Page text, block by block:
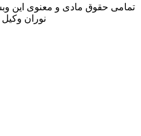
حقوق مادی و معنوی این وبسایت
نوران وکیل